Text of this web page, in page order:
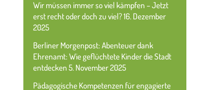
Wir müssen immer so viel kämpfen – Jetzt
erst recht oder doch zu viel?16. Dezember
2025
Berliner Morgenpost: Abenteuer dank
Ehrenamt: Wie geflüchtete Kinder die Stadt
entdecken5. November 2025
Pädagogische Kompetenzen für engagierte